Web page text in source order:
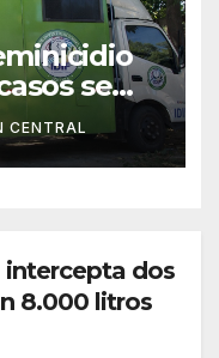
se
CENTRAL
intercepta dos
8.000 litros